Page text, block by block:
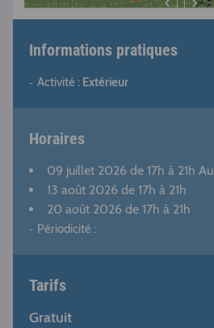
Informations pratiques
Activité : Extérieur
Horaires
09 juillet 2026 de 17h à 21h Au
13 août 2026 de 17h à 21h
20 août 2026 de 17h à 21h
Périodicité :
Tarifs
Gratuit